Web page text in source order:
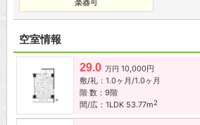
楽器可
空室情報
29.0 万円 10,000円
敷/礼：1.0ヶ月/1.0ヶ月
階 数：9階
間/広：1LDK 53.77m2